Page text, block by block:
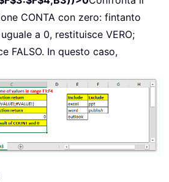
CONTA con zero: fintanto
a 0, restituisce VERO;
FALSO. In questo caso,